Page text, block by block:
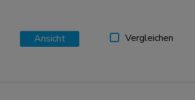
Ansicht Vergleichen